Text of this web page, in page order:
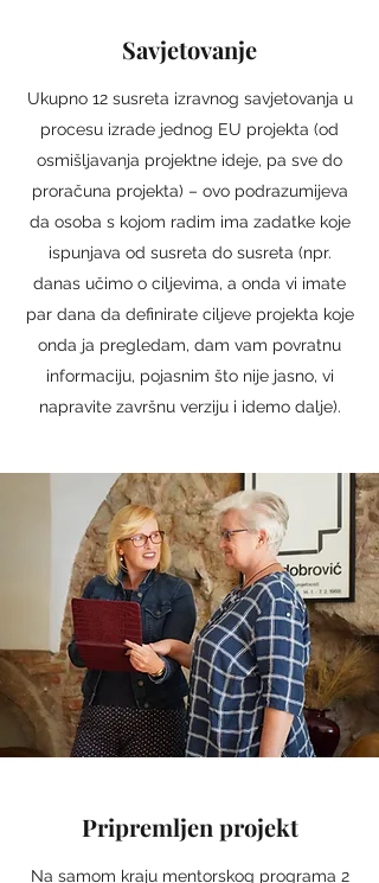
Savjetovanje
Ukupno 12 susreta izravnog savjetovanja u
procesu izrade jednog EU projekta (od
osmišljavanja projektne ideje, pa sve do
proračuna projekta) – ovo podrazumijeva
da osoba s kojom radim ima zadatke koje
ispunjava od susreta do susreta (npr.
danas učimo o ciljevima, a onda vi imate
par dana da definirate ciljeve projekta koje
onda ja pregledam, dam vam povratnu
informaciju, pojasnim što nije jasno, vi
napravite završnu verziju i idemo dalje).
Pripremljen projekt
Na samom kraju mentorskog programa 2